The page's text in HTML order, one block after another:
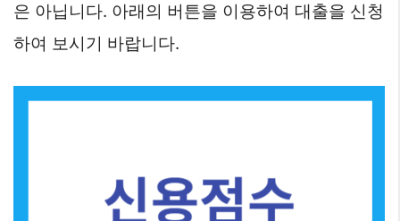
은 아닙니다. 아래의 버튼을 이용하여 대출을 신청
하여 보시기 바랍니다.